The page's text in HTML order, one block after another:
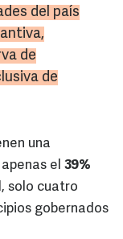
del país
de
de
una
el 39%
solo cuatro
gobernados